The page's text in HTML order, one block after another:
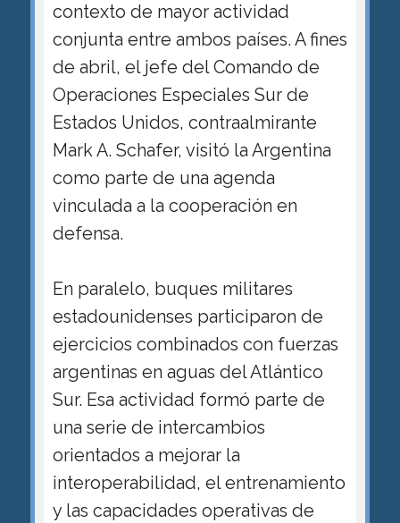
contexto de mayor actividad
conjunta entre ambos países. A fines
de abril, el jefe del Comando de
Operaciones Especiales Sur de
Estados Unidos, contraalmirante
Mark A. Schafer, visitó la Argentina
como parte de una agenda
vinculada a la cooperación en
defensa.
En paralelo, buques militares
estadounidenses participaron de
ejercicios combinados con fuerzas
argentinas en aguas del Atlántico
Sur. Esa actividad formó parte de
una serie de intercambios
orientados a mejorar la
interoperabilidad, el entrenamiento
y las capacidades operativas de